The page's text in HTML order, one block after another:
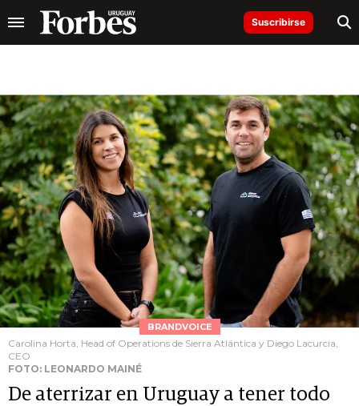
Suscribirse
BRANDVOICE
Carolina Horta, Head of Operations de Sierra Atlántica y Diego Lacurcia,
CEO
FOTO: LEONARDO MAINÉ
De aterrizar en Uruguay a tener todo